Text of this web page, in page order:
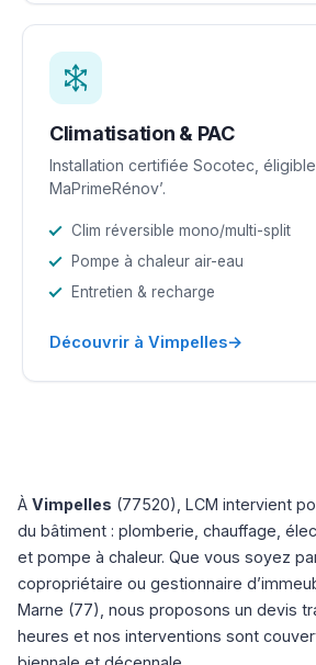
Climatisation & PAC
Installation certifiée Socotec,
MaPrimeRénov’.
Clim réversible mono/multi-split
Pompe à chaleur air-eau
Entretien & recharge
Découvrir à Vimpelles→
À Vimpelles (77520), LCM intervient
du bâtiment : plomberie, chauffage,
et pompe à chaleur. Que vous soyez
copropriétaire ou gestionnaire
Marne (77), nous proposons un devis
heures et nos interventions sont